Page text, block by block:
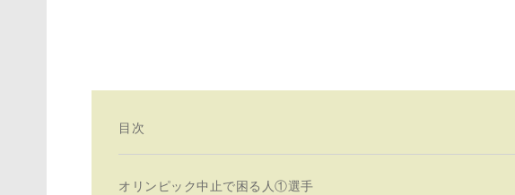
目次
オリンピック中止で困る人①選手